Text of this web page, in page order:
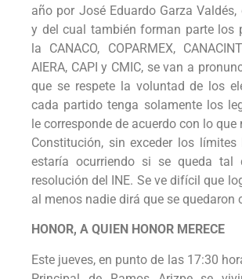
año por José Eduardo Garza Valdés,
y del cual también forman parte los
la CANACO, COPARMEX,
AIERA, CAPI y CMIC, se van a
que se respete la voluntad de los
cada partido tenga solamente los
le corresponde de acuerdo con lo que
Constitución, sin exceder los límites
estaría ocurriendo si se queda tal
resolución del INE. Se ve difícil que
al menos nadie dirá que se quedaron
HONOR, A QUIEN HONOR MERECE
Este jueves, en punto de las 17:30